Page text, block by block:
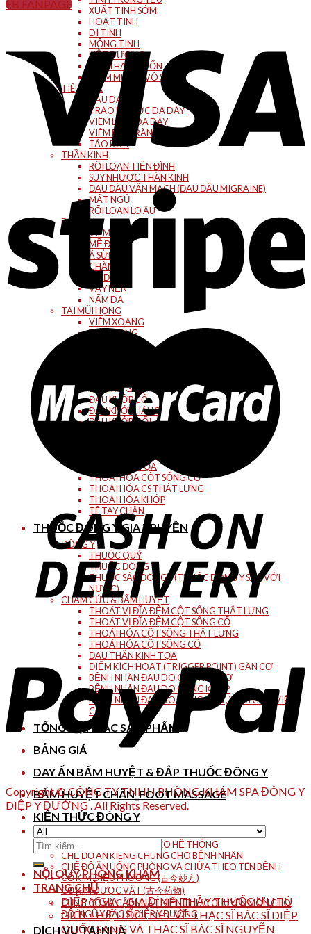
XUẤT TINH SỚM
HOẠT TINH
DI TINH
MỘNG TINH
LIỆT DƯƠNG
GIẢM HAM MUỐN
HIẾM MUỘN (VÔ SINH)
TIÊU HÓA
ĐAU DẠ DÀY
TRÀO NGƯỢC DẠ DÀY
VIÊM LOÉT DẠ DÀY
VIÊM ĐẠI TRÀNG
TÁO BÓN
THẦN KINH
RỐI LOẠN TIỀN ĐÌNH
SUY NHƯỢC THẦN KINH
ĐAU ĐẦU VẬN MẠCH (ĐAU ĐẦU MIGRAINE)
MẤT NGỦ
RỐI LOẠN LO ÂU
DA LIỄU
VIÊM DA
MỀ ĐAY
Á SỪNG
CHÀM
TỔ ĐĨA
VẨY NẾN
NẤM DA
TAI MŨI HỌNG
VIÊM XOANG
VIÊM HỌNG
ĐAU VAI GÁY
ĐAU KHỚP CỔ
ĐAU KHỚP HÁNG
ĐAU KHỚP GỐI
THẦN KINH TỌA
THOÁI HÓA CỘT SỐNG CỔ
THOÁI HÓA CS THẮT LƯNG
THOÁI HÓA KHỚP
TÊ TAY CHÂN
THUỐC ĐÔNG Y GIA TRUYỀN
ĐÔNG Y
THUỐC QUÝ
THUỐC ĐÔNG Y
THUỐC SẮC ĐÔNG Y(THUỐC ĐÔNG Y SẮC VỚI
NƯỚC)
CHÂM CỨU & BẤM HUYỆT
THOÁT VỊ ĐĨA ĐỆM CỘT SỐNG THẮT LƯNG
THOÁT VỊ ĐĨA ĐỆM CỘT SỐNG CỔ
THOÁI HÓA CỘT SỐNG THẮT LƯNG
THOÁI HÓA CỘT SỐNG CỔ
ĐAU THẦN KINH TỌA
ĐIỂM KÍCH HOẠT (TRIGGER POINT) GÂN CƠ
BỆNH NHÂN ĐAU DO CO THẮT CƠ
BỆNH NHÂN ĐAU DO CỨNG KHỚP
BỆNH NHÂN ĐAU DO BONG GÂN , VIÊM GÂN, VIÊM
CƠ.
TỔNG HỢP CÁC SẢN PHẨM
BẢNG GIÁ
DAY ẤN BẤM HUYỆT & ĐẮP THUỐC ĐÔNG Y
BẤM HUYỆT CHÂN_FOOT MASSAGE
KIẾN THỨC ĐÔNG Y
DANH MỤC BỆNH LÝ THEO HỆ THỐNG
CHẾ ĐỘ ĂN KIÊNG CHUNG CHO BỆNH NHÂN
CHẾ ĐỘ ĂN UỐNG PHÒNG VÀ CHỮA THEO TÊN BỆNH
CỔ KIM DIỆU PHƯƠNG (古今妙方)
CỔ KIM DƯỢC VẬT (古今药物)
CỦNG CỐ VÀ CẬP NHẬT KIẾN THỨC CHUYÊN MÔN CHO
ĐỘI NGŨ Y BÁC SĨ DIỆP Y ĐƯỜNG
DỊCH VỤ TẠI NHÀ
FB FANPAGE
Copyright © CÔNG TY TNHH PHÒNG KHÁM SPA ĐÔNG Y
DIỆP Y ĐƯỜNG . All Rights Reserved.
Tìm
kiếm:
NỘI QUY PHÒNG KHÁM
TRANG CHỦ
DIỆP Y GIA _ GIA ĐÌNH THẦY THUỐC ƯU TÚ
GIỚI THIỆU ĐÔI NÉT VỀ THẠC SĨ BÁC SĨ DIỆP
QUỐC SANG VÀ THẠC SĨ BÁC SĨ NGUYỄN